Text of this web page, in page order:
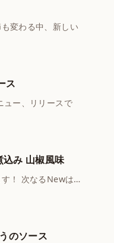
変わる中、新しい
ス
ュー、リリースで
込み 山椒風味
す！ 次なるNewは…
のソース